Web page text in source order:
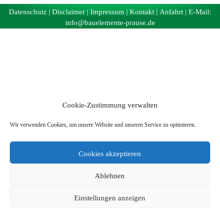
Cookie-Zustimmung verwalten
Wir verwenden Cookies, um unsere Website und unseren Service zu optimieren.
Cookies akzeptieren
Ablehnen
Einstellungen anzeigen
Datenschutz | Disclaimer | Impressum | Kontakt | Anfahrt | E-Mail:
info@bauelemente-prause.de